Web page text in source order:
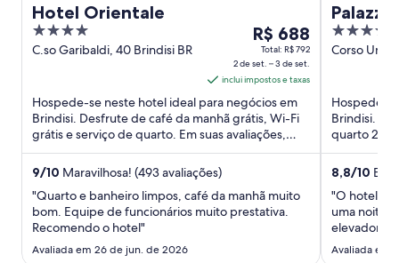
Hotel Orientale
4
out
C.so Garibaldi, 40 Brindisi BR
O
preço
é
de
R$ 688
por
diária
estadia
de
R$ 688
Total: R$ 792
2 de set. – 3 de set.
inclui impostos e taxas
Hospede-se neste hotel ideal para negócios em
Brindisi. Desfrute de café da manhã grátis, Wi-Fi
grátis e serviço de quarto. Em suas avaliações,
nossos hóspedes ...
9/10 Maravilhosa! (493 avaliações)
"Quarto e banheiro limpos, café da manhã muito
bom. Equipe de funcionários muito prestativa.
Recomendo o hotel"
Avaliada em 26 de jun. de 2026
4
out
Corso
Hospede-
Brindisi.
quarto 24
manobrista
8,8/10
"O hotel é
uma noite
elevadores
bagagens.
Avaliada em